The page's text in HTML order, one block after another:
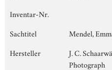
Inventar-Nr.
Sachtitel
Mendel,
Hersteller
J. C.
Photograph